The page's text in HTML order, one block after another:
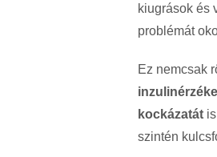
kiugrások és
problémát
Ez nemcsak
kockázatát
szintén